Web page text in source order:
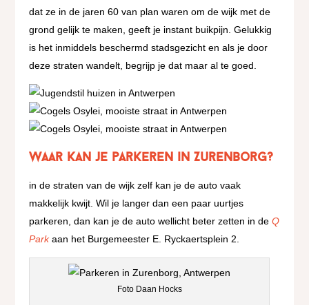
dat ze in de jaren 60 van plan waren om de wijk met de
grond gelijk te maken, geeft je instant buikpijn. Gelukkig
is het inmiddels beschermd stadsgezicht en als je door
deze straten wandelt, begrijp je dat maar al te goed.
Waar kan je parkeren in Zurenborg?
in de straten van de wijk zelf kan je de auto vaak
makkelijk kwijt. Wil je langer dan een paar uurtjes
parkeren, dan kan je de auto wellicht beter zetten in deQ
Parkaan het Burgemeester E. Ryckaertsplein 2.
Foto Daan Hocks